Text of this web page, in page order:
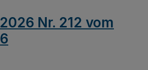
Nr. 212 vom